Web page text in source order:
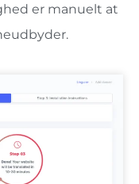
er manuelt at